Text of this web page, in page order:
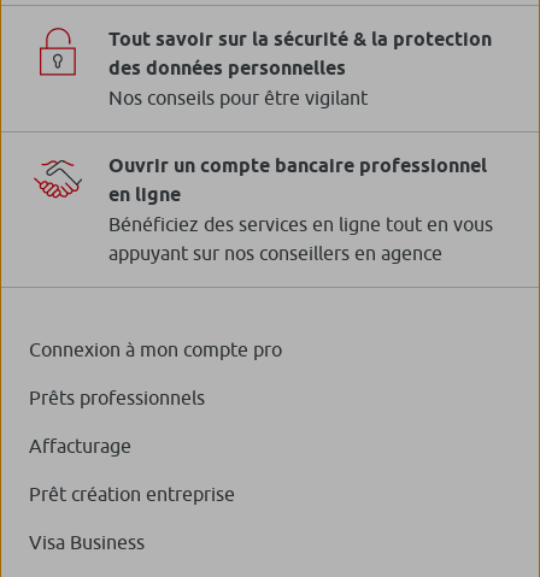
Tout savoir sur la sécurité & la protection
des données personnelles
Nos conseils pour être vigilant
Ouvrir un compte bancaire professionnel
en ligne
Bénéficiez des services en ligne tout en vous
appuyant sur nos conseillers en agence
Connexion à mon compte pro
Prêts professionnels
Affacturage
Prêt création entreprise
Visa Business